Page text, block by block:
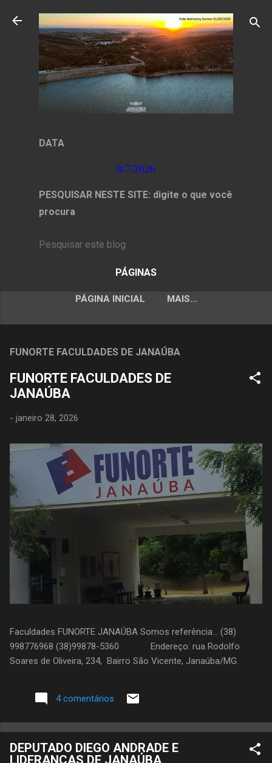
Pular para o conteúdo principal
DATA
8/7/2026
PESQUISAR NESTE SITE: digite o que você
procura
PÁGINAS
PÁGINA INICIAL MAIS…
FUNORTE FACULDADES DE JANAÚBA
FUNORTE FACULDADES DE
JANAÚBA
- janeiro 28, 2026
Faculdades FUNORTE JANAÚBA Somos referência... (38)
998776968 (38)99878-5360 Endereço: rua Rodolfo
Soares de Oliveira, 234, Bairro São Vicente, Janaúba/MG.
4 comentários
DEPUTADO DIEGO ANDRADE E
LIDERANÇAS DE JANAÚBA,